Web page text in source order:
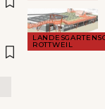
ROTTWEIL